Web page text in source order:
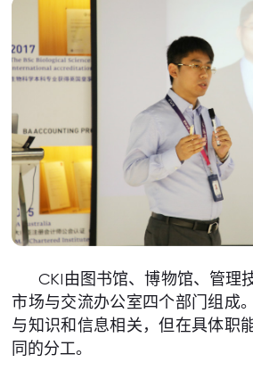
CKI由图书馆、博物馆、管理
市场与交流办公室四个部门组成
与知识和信息相关，但在具体职
同的分工。